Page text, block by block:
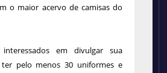
o maior acervo de camisas do
em divulgar sua
ter pelo menos 30 uniformes e